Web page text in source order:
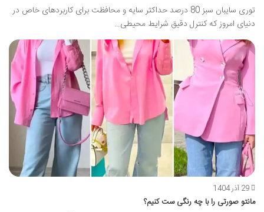
توری سایبان سبز 80 درصد حداکثر سایه و محافظت برای کاربردهای خاص در
دنیای امروز که کنترل دقیق شرایط محیطی…
29 آذر 1404
مانتو صورتی را با چه رنگی ست کنیم؟